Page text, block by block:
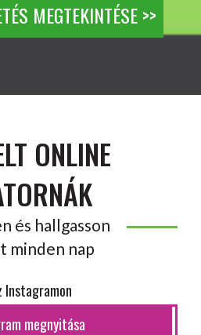
MEGTEKINTÉSE >>
ONLINE
és hallgasson
minden nap
Instagramon
megnyitása